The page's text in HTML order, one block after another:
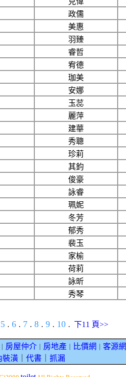
政儒
美惠
羽臻
睿哲
宥德
珈美
安娜
玉蕊
麗萍
建華
秀聰
珍莉
其鈞
俊豪
詠睿
珮妮
冬芳
郁秀
裴玉
家榆
荷莉
詠昕
秀琴
5 . 6 . 7 . 8 . 9 . 10 . 下11 頁>>
房屋仲介｜ 房地產｜ 比價網 客源網
裝潢
代書 抓漏